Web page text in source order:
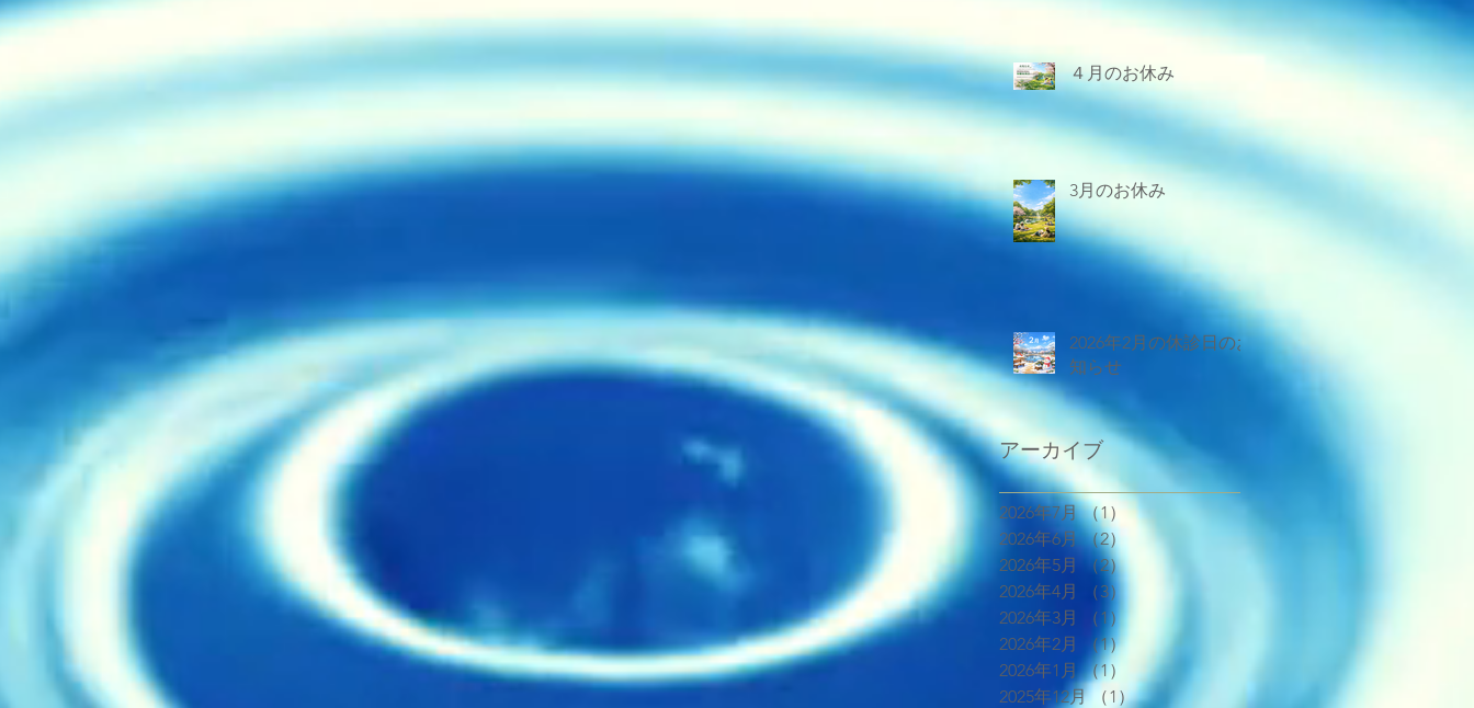
４月のお休み
3月のお休み
2026年2月の休診日のお
知らせ
アーカイブ
2026年7月 （1）1件の記事
2026年6月 （2）
2件の記事
2026年5月
（2）
2026年4月
（3）
2026年3月
（1）
2026年2月
（1）1件の記事
2026年1月 （1）
1件の記事
2025年12月 （1）1件の記事